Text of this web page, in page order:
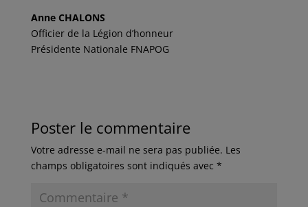
Anne CHALONS
Officier de la Légion d’honneur
Présidente Nationale FNAPOG
Poster le commentaire
Votre adresse e-mail ne sera pas publiée. Les
champs obligatoires sont indiqués avec *